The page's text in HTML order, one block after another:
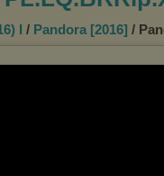
I / Pandora [2016] /